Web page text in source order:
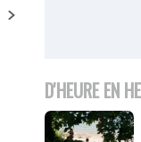
D'HEURE EN